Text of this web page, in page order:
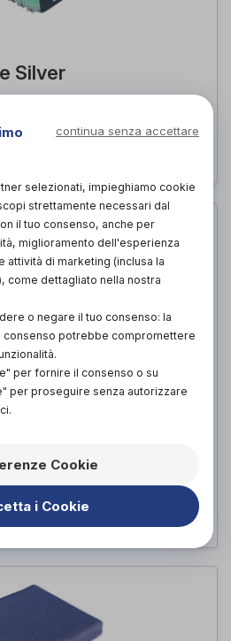
Silver
IN NEGOZIO DA561,60€
IN NEGOZIO DA
continua senza accettare
selezionati, impieghiamo cookie
strettamente necessari dal
il tuo consenso, anche per
miglioramento dell'esperienza
attività di marketing (inclusa la
come dettagliato nella nostra
o negare il tuo consenso: la
consenso potrebbe compromettere
per fornire il consenso o su
per proseguire senza autorizzare
Cookie
i Cookie